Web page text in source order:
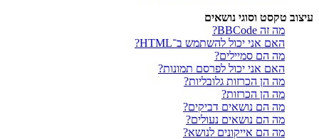
עיצוב טקסט וסוגי נושאים
מה זה BBCode?
האם אני יכול להשתמש ב־HTML?
מה הם סמיילים?
האם אני יכול לפרסם תמונות?
מה הן הכרזות גלובליות?
מה הן הכרזות?
מה הם נושאים דביקים?
מה הם נושאים נעולים?
מה הם אייקונים לנושא?